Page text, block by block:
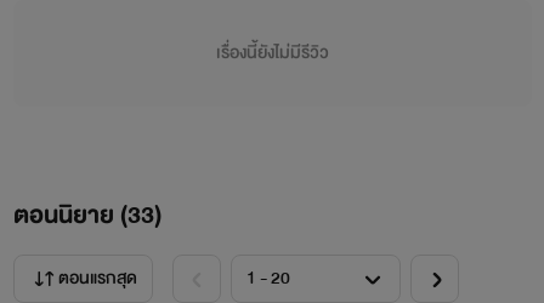
เรื่องนี้ยังไม่มีรีวิว
ตอนนิยาย (33)
ตอนแรกสุด